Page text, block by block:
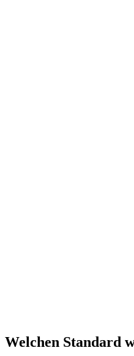
Welchen Standard